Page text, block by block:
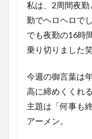
私は、2周間夜
勤でヘロヘロで
でも夜勤の16時
乗り切りました
今週の御言葉は
高に締めくくれ
主題は「何事も
アーメン。